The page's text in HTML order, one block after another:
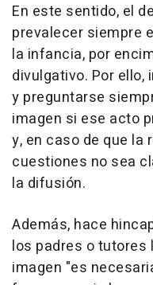
En este sentido, el
prevalecer siempre
la infancia, por
divulgativo. Por
y preguntarse
imagen si ese acto
y, en caso de que la
cuestiones no sea
la difusión.
Además, hace
los padres o tutores
imagen "es